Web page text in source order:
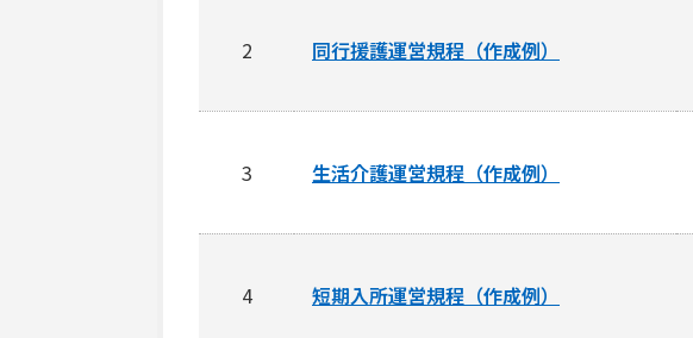
2 同行援護運営規程（作成例）
3 生活介護運営規程（作成例）
4 短期入所運営規程（作成例）